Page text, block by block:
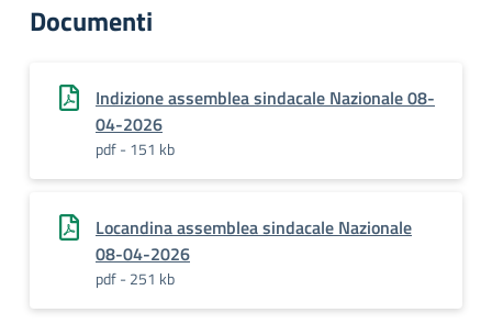
Documenti
Indizione assemblea sindacale Nazionale 08-
04-2026
pdf - 151 kb
Locandina assemblea sindacale Nazionale
08-04-2026
pdf - 251 kb